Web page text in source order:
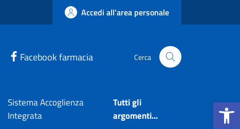
Apri la
Accedi all'area personale
Facebook farmacia Cerca
Sistema Accoglienza
Integrata
Tutti gli
argomenti...